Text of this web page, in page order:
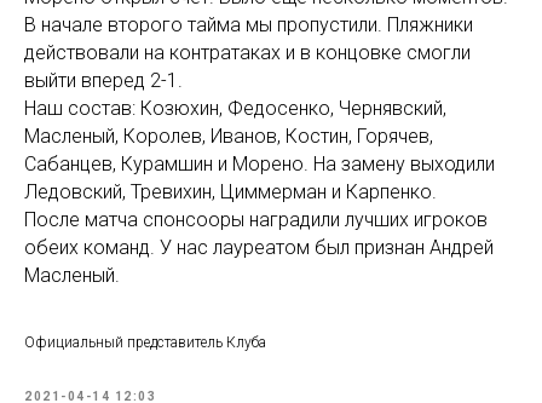
В начале второго тайма мы пропустили. Пляжники
действовали на контратаках и в концовке смогли
выйти вперед 2-1.
Наш состав: Козюхин, Федосенко, Чернявский,
Масленый, Королев, Иванов, Костин, Горячев,
Сабанцев, Курамшин и Морено. На замену выходили
Ледовский, Тревихин, Циммерман и Карпенко.
После матча спонсооры наградили лучших игроков
обеих команд. У нас лауреатом был признан Андрей
Масленый.
Официальный представитель Клуба
2021-04-14 12:03